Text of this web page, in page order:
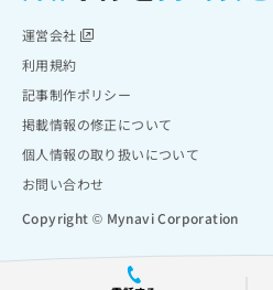
運営会社
利用規約
記事制作ポリシー
掲載情報の修正について
個人情報の取り扱いについて
お問い合わせ
Copyright © Mynavi Corporation